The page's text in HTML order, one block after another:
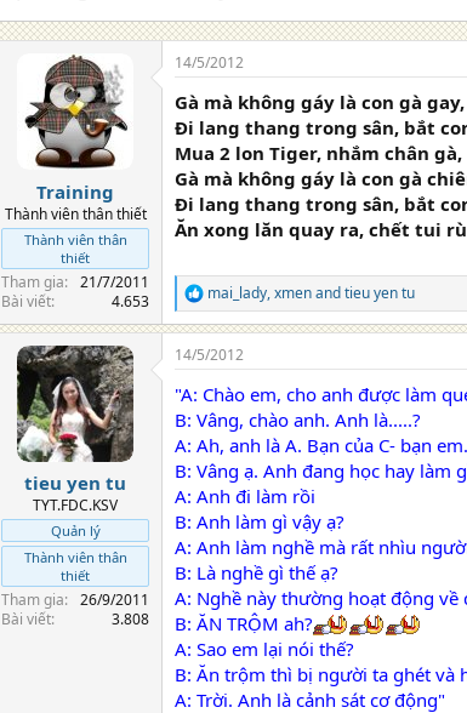
o
s
Training
Thành viên thân thiết
Thành viên thân
thiết
Tham gia
21/7/2011
Bài viết
4.653
14/5/2012
Gà mà không gáy là con gà
Đi lang thang trong sân, bắt
Mua 2 lon Tiger, nhắm chân
Gà mà không gáy là con gà
Đi lang thang trong sân, bắt
Ăn xong lăn quay ra, chết tui
R
e
a
c
i
o
s
:
mai_lady,xmenandtieu yen tu
tieu yen tu
TYT.FDC.KSV
Quản lý
Thành viên thân
thiết
Tham gia
26/9/2011
Bài viết
3.808
14/5/2012
"A: Chào em, cho anh được làm
B: Vâng, chào anh. Anh là.....?
A: Ah, anh là A. Bạn của C- bạn
B: Vâng ạ. Anh đang học hay làm
A: Anh đi làm rồi
B: Anh làm gì vậy ạ?
A: Anh làm nghề mà rất nhìu
B: Là nghề gì thế ạ?
A: Nghề này thường hoạt động về
B: ĂN TRỘM ah?
A: Sao em lại nói thế?
B: Ăn trộm thì bị người ta ghét và
A: Trời. Anh là cảnh sát cơ động"